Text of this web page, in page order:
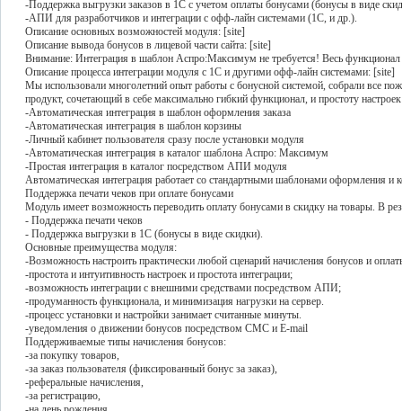
-Поддержка выгрузки заказов в 1С с учетом оплаты бонусами (бонусы в виде
-АПИ для разработчиков и интеграции с офф-лайн системами (1С, и др.).
Описание основных возможностей модуля: [site]
Описание вывода бонусов в лицевой части сайта: [site]
Внимание: Интеграция в шаблон Аспро:Максимум не требуется! Весь функционал
Описание процесса интеграции модуля с 1С и другими офф-лайн системами: [site]
Мы использовали многолетний опыт работы с бонусной системой, собрали все
продукт, сочетающий в себе максимально гибкий функционал, и простоту
-Автоматическая интеграция в шаблон оформления заказа
-Автоматическая интеграция в шаблон корзины
-Личный кабинет пользователя сразу после установки модуля
-Автоматическая интеграция в каталог шаблона Аспро: Максимум
-Простая интеграция в каталог посредством АПИ модуля
Автоматическая интеграция работает со стандартными шаблонами оформления и
Поддержка печати чеков при оплате бонусами
Модуль имеет возможность переводить оплату бонусами в скидку на товары. В
- Поддержка печати чеков
- Поддержка выгрузки в 1С (бонусы в виде скидки).
Основные преимущества модуля:
-Возможность настроить практически любой сценарий начисления бонусов и
-простота и интуитивность настроек и простота интеграции;
-возможность интеграции с внешними средствами посредством АПИ;
-продуманность функционала, и минимизация нагрузки на сервер.
-процесс установки и настройки занимает считанные минуты.
-уведомления о движении бонусов посредством СМС и E-mail
Поддерживаемые типы начисления бонусов:
-за покупку товаров,
-за заказ пользователя (фиксированный бонус за заказ),
-реферальные начисления,
-за регистрацию,